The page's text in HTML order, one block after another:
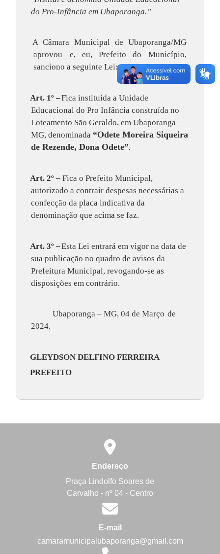
do Pro-Infância em Ubaporanga.”
A Câmara Municipal de Ubaporanga/MG
aprovou
e, eu, Prefeito do Município,
sanciono a seguinte Lei:
Art. 1º –Fica instituída a Unidade
Educacional do Pro Infância construída no
Loteamento São Geraldo, em Ubaporanga –
MG, denominada “Odete Moreira Siqueira
de Rezende, Dona Odete”.
Art. 2º – Fica o Prefeito Municipal,
autorizado a contrair despesas necessárias a
confecção da placa indicativa da
denominação que acima se faz.
Art. 3º –Esta Lei entrará em vigor na data de
sua publicação no quadro de avisos da
Prefeitura Municipal, revogando-se as
disposições em contrário.
Ubaporanga – MG, 04 de Março de
2024.
GLEYDSON DELFINO FERREIRA
PREFEITO
Endereço
Praça Lindolfo Soares de
Carvalho - nº 04 - Centro
E-mail
camaramunicipalubaporanga@gmail.com